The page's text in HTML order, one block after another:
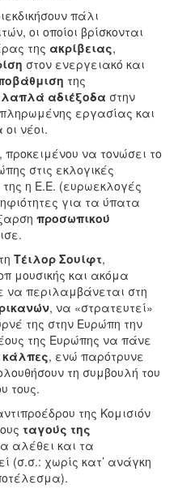
πάλι
οι οποίοι βρίσκονται
της ακρίβειας,
στον ενεργειακό και
της
αδιέξοδα στην
εργασίας και
νέοι.
να τονώσει το
στις εκλογικές
η Ε.Ε. (ευρωεκλογές
για τα ύπατα
προσωπικού
Τέιλορ Σουίφτ,
μουσικής και ακόμα
να περιλαμβάνεται στη
, να «στρατευτεί»
της στην Ευρώπη την
της Ευρώπης να πάνε
κάλπες, ενώ παρότρυνε
τη συμβουλή του
τους.
της Κομισιόν
ταγούς της
αλέθει και τα
(σ.σ.: χωρίς κατ’ ανάγκη